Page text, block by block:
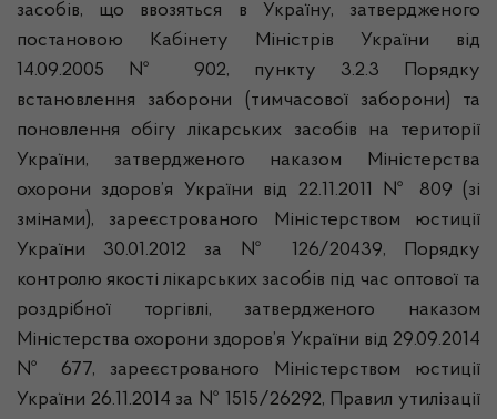
засобів, що ввозяться в Україну, затвердженого
постановою Кабінету Міністрів України від
14.09.2005 № 902, пункту 3.2.3 Порядку
встановлення заборони (тимчасової заборони) та
поновлення обігу лікарських засобів на території
України, затвердженого наказом Міністерства
охорони здоров’я України від 22.11.2011 № 809 (зі
змінами), зареєстрованого Міністерством юстиції
України 30.01.2012 за № 126/20439, Порядку
контролю якості лікарських засобів під час оптової та
роздрібної торгівлі, затвердженого наказом
Міністерства охорони здоров’я України від 29.09.2014
№ 677, зареєстрованого Міністерством юстиції
України 26.11.2014 за № 1515/26292, Правил утилізації